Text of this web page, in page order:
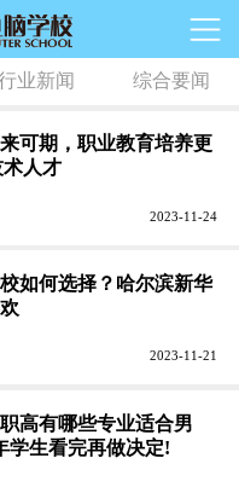
业新闻 综合要闻
可期，职业教育培养更
人才
2023-11-24
如何选择？哈尔滨新华
2023-11-21
高有哪些专业适合男
学生看完再做决定!